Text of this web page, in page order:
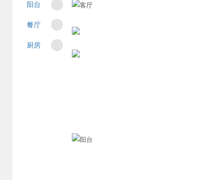
阳台
餐厅
厨房